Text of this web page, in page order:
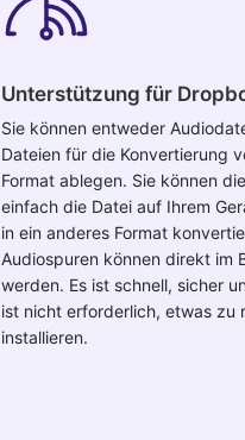
Unterstützung für
Sie können entweder
Dateien für die Konvertierung
Format ablegen. Sie können
einfach die Datei auf Ihrem
in ein anderes Format
Audiospuren können direkt im
werden. Es ist schnell, sicher
ist nicht erforderlich, etwas zu
installieren.